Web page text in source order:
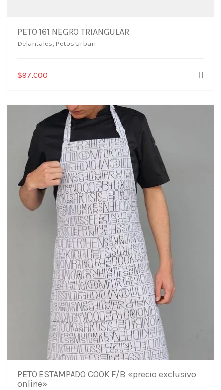
PETO 161 NEGRO TRIANGULAR
Delantales, Petos Urban
$97,000
PETO ESTAMPADO COOK F/B «precio exclusivo
online»